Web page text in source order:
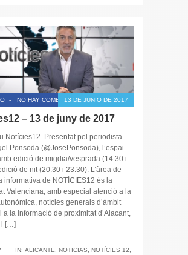
- NO HAY COMENTARIOS13 DE JUNIO DE 2017
– 13 de juny de 2017
Notícies12. Presentat pel periodista
Ponsoda (@JosePonsoda), l’espai
edició de migdia/vesprada (14:30 i
de nit (20:30 i 23:30). L’àrea de
informativa de NOTÍCIES12 és la
Valenciana, amb especial atenció a la
notícies generals d’àmbit
a la informació de proximitat d’Alacant,
i […]
─ IN: ALICANTE NOTICIAS NOTÍCIES 12